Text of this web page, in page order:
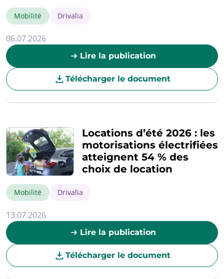
Mobilité Drivalia
06.07.2026
Lire la publication
Télécharger le document
Locations d’été 2026 : les
motorisations électrifiées
atteignent 54 % des
choix de location
Mobilité Drivalia
13.07.2026
Lire la publication
Télécharger le document